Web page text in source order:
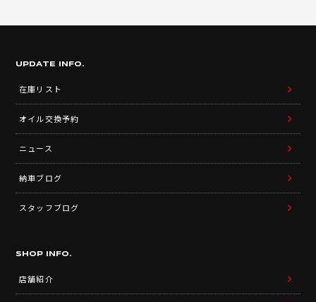
UPDATE INFO.
在庫リスト
オイル交換予約
ニュース
納車ブログ
スタッフブログ
SHOP INFO.
店舗紹介